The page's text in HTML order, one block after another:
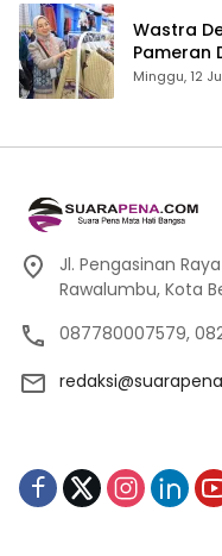
Wastra
Pameran
Minggu, 12
Jl. Pengasinan
Rawalumbu, Kota
087780007579,